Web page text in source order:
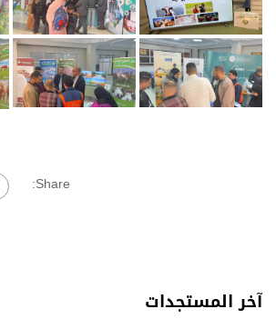
Share:
آخر المستجدات